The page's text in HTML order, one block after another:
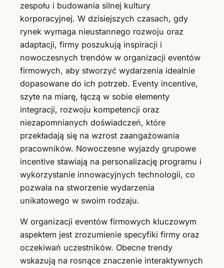
zespołu i budowania silnej kultury
korporacyjnej. W dzisiejszych czasach, gdy
rynek wymaga nieustannego rozwoju oraz
adaptacji, firmy poszukują inspiracji i
nowoczesnych trendów w organizacji eventów
firmowych, aby stworzyć wydarzenia idealnie
dopasowane do ich potrzeb. Eventy incentive,
szyte na miarę, łączą w sobie elementy
integracji, rozwoju kompetencji oraz
niezapomnianych doświadczeń, które
przekładają się na wzrost zaangażowania
pracowników. Nowoczesne wyjazdy grupowe
incentive stawiają na personalizację programu i
wykorzystanie innowacyjnych technologii, co
pozwala na stworzenie wydarzenia
unikatowego w swoim rodzaju.
W organizacji eventów firmowych kluczowym
aspektem jest zrozumienie specyfiki firmy oraz
oczekiwań uczestników. Obecne trendy
wskazują na rosnące znaczenie interaktywnych